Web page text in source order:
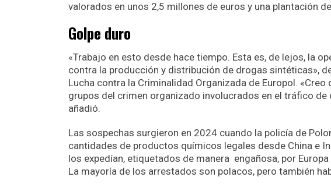
valorados en unos 2,5 millones de euros y una plantación
Golpe duro
«Trabajo en esto desde hace tiempo. Esta es, de lejos, la
contra la producción y distribución de drogas sintéticas»,
Lucha contra la Criminalidad Organizada de Europol.
grupos del crimen organizado involucrados en el tráfico
añadió.
Las sospechas surgieron en 2024 cuando la policía de
cantidades de productos químicos legales desde China e
los expedían, etiquetados de manera engañosa, por
La mayoría de los arrestados son polacos, pero también